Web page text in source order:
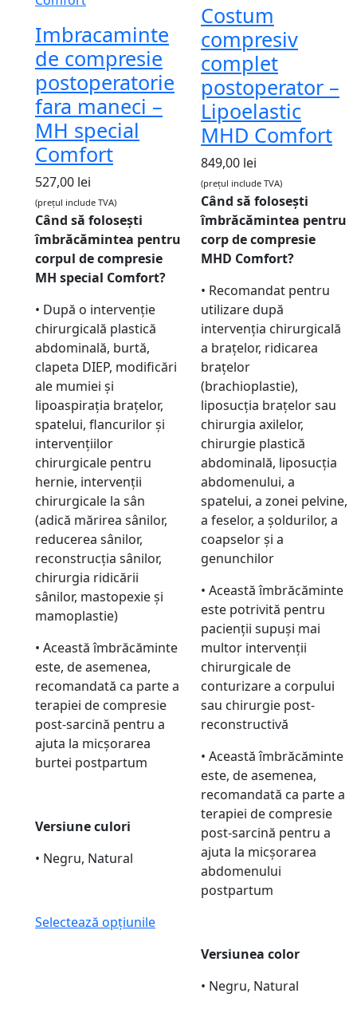
Imbracaminte
de compresie
postoperatorie
fara maneci –
MH special
Comfort
527,00 lei
(prețul include TVA)
Când să folosești
îmbrăcămintea pentru
corpul de compresie
MH special Comfort?
• După o intervenție
chirurgicală plastică
abdominală, burtă,
clapeta DIEP, modificări
ale mumiei și
lipoaspirația brațelor,
spatelui, flancurilor și
intervențiilor
chirurgicale pentru
hernie, intervenții
chirurgicale la sân
(adică mărirea sânilor,
reducerea sânilor,
reconstrucția sânilor,
chirurgia ridicării
sânilor, mastopexie și
mamoplastie)
• Această îmbrăcăminte
este, de asemenea,
recomandată ca parte a
terapiei de compresie
post-sarcină pentru a
ajuta la micșorarea
burtei postpartum
Versiune culori
• Negru, Natural
Selectează opțiunile
Costum
compresiv
complet
postoperator –
Lipoelastic
MHD Comfort
849,00 lei
(prețul include TVA)
Când să folosești
îmbrăcămintea pentru
corp de compresie
MHD Comfort?
• Recomandat pentru
utilizare după
intervenția chirurgicală
a brațelor, ridicarea
brațelor
(brachioplastie),
liposucția brațelor sau
chirurgia axilelor,
chirurgie plastică
abdominală, liposucția
abdomenului, a
spatelui, a zonei pelvine,
a feselor, a șoldurilor, a
coapselor și a
genunchilor
• Această îmbrăcăminte
este potrivită pentru
pacienții supuși mai
multor intervenții
chirurgicale de
conturizare a corpului
sau chirurgie post-
reconstructivă
• Această îmbrăcăminte
este, de asemenea,
recomandată ca parte a
terapiei de compresie
post-sarcină pentru a
ajuta la micșorarea
abdomenului
postpartum
Versiunea color
• Negru, Natural